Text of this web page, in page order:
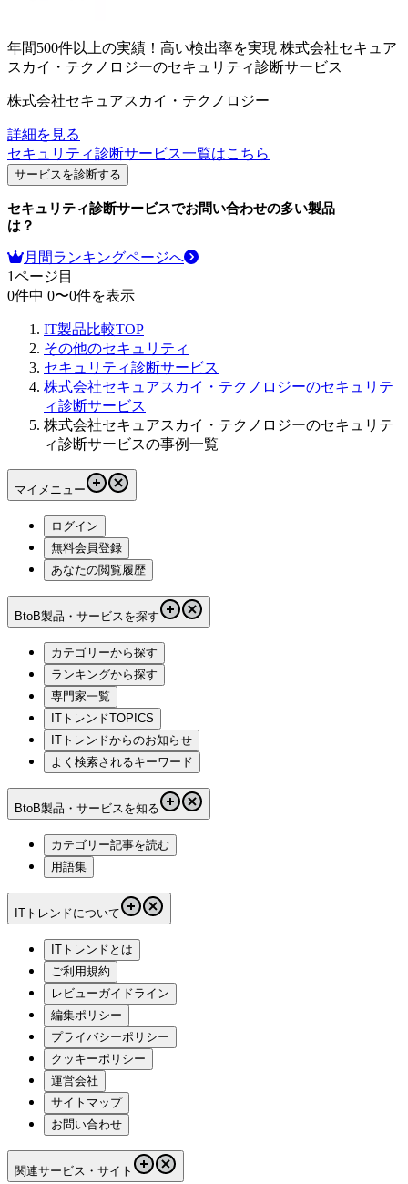
年間500件以上の実績！高い検出率を実現 株式会社セキュア
スカイ・テクノロジーのセキュリティ診断サービス
株式会社セキュアスカイ・テクノロジー
詳細を見る
セキュリティ診断サービス一覧はこちら
サービスを診断する
セキュリティ診断サービスでお問い合わせの多い製品
は？
月間ランキングページへ
1ページ目
0件中 0〜0件を表示
IT製品比較TOP
その他のセキュリティ
セキュリティ診断サービス
株式会社セキュアスカイ・テクノロジーのセキュリテ
ィ診断サービス
株式会社セキュアスカイ・テクノロジーのセキュリテ
ィ診断サービスの事例一覧
マイメニュー
ログイン
無料会員登録
あなたの閲覧履歴
BtoB製品・サービスを探す
カテゴリーから探す
ランキングから探す
専門家一覧
ITトレンドTOPICS
ITトレンドからのお知らせ
よく検索されるキーワード
BtoB製品・サービスを知る
カテゴリー記事を読む
用語集
ITトレンドについて
ITトレンドとは
ご利用規約
レビューガイドライン
編集ポリシー
プライバシーポリシー
クッキーポリシー
運営会社
サイトマップ
お問い合わせ
関連サービス・サイト